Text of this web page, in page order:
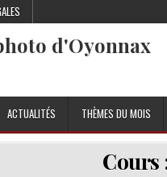
d'Oyonnax
ACTUALITÉS THÈMES DU MOIS
Cours